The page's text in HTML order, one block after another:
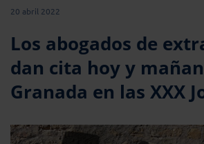
20 abril 2022
Los abogados de
dan cita hoy y
Granada en las XXX